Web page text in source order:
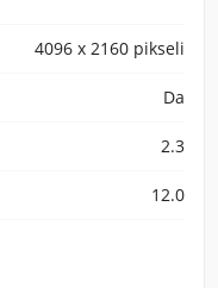
4096 x 2160 pikseli
Da
2.3
12.0